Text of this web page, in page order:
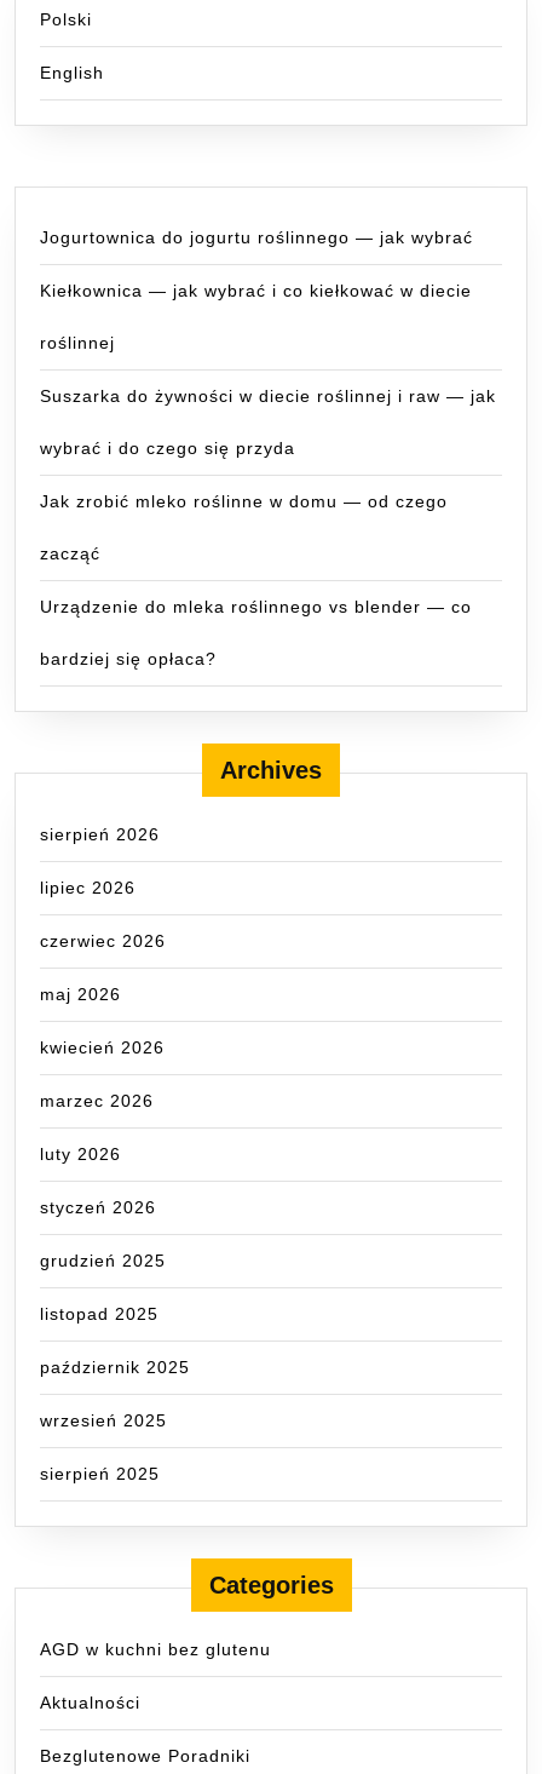
Polski
English
Jogurtownica do jogurtu roślinnego — jak wybrać
Kiełkownica — jak wybrać i co kiełkować w diecie
roślinnej
Suszarka do żywności w diecie roślinnej i raw — jak
wybrać i do czego się przyda
Jak zrobić mleko roślinne w domu — od czego
zacząć
Urządzenie do mleka roślinnego vs blender — co
bardziej się opłaca?
Archives
sierpień 2026
lipiec 2026
czerwiec 2026
maj 2026
kwiecień 2026
marzec 2026
luty 2026
styczeń 2026
grudzień 2025
listopad 2025
październik 2025
wrzesień 2025
sierpień 2025
Categories
AGD w kuchni bez glutenu
Aktualności
Bezglutenowe Poradniki